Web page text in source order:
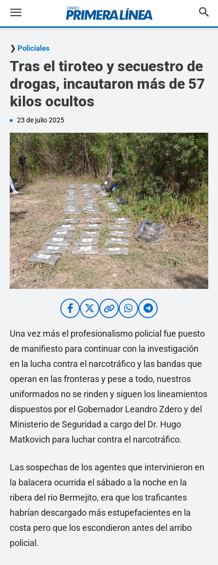
Policiales
Tras el tiroteo y secuestro de
drogas, incautaron más de 57
kilos ocultos
23 de julio 2025
Una vez más el profesionalismo policial fue puesto
de manifiesto para continuar con la investigación
en la lucha contra el narcotráfico y las bandas que
operan en las fronteras y pese a todo, nuestros
uniformados no se rinden y siguen los lineamientos
dispuestos por el Gobernador Leandro Zdero y del
Ministerio de Seguridad a cargo del Dr. Hugo
Matkovich para luchar contra el narcotráfico.
Las sospechas de los agentes que intervinieron en
la balacera ocurrida el sábado a la noche en la
ribera del rio Bermejito, era que los traficantes
habrían descargado más estupefacientes en la
costa pero que los escondieron antes del arribo
policial.